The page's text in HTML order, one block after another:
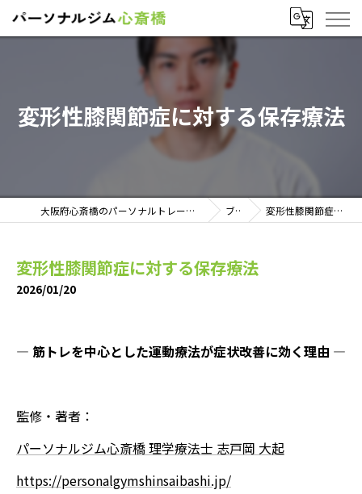
変形性膝関節症に対する保存療法
大阪府心斎橋のパーソナルトレーニングならパーソナルジム心斎橋 ブログ 変形性膝関節症に対する保存療法
変形性膝関節症に対する保存療法
2026/01/20
― 筋トレを中心とした運動療法が症状改善に効く理由 ―
監修・著者：
パーソナルジム心斎橋 理学療法士 志戸岡 大起
https://personalgymshinsaibashi.jp/